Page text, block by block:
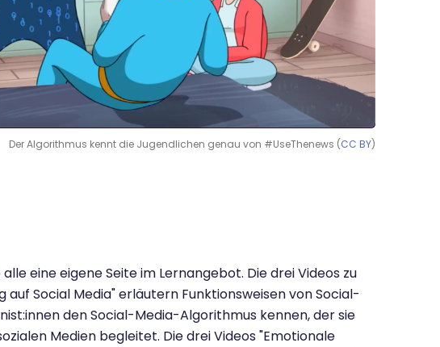
Der Algorithmus kennt die Jugendlichen genau von #UseThenews (CC BY)
eine eigene Seite im Lernangebot. Die drei Videos zu
auf Social Media" erläutern Funktionsweisen von Social-
den Social-Media-Algorithmus kennen, der sie
Medien begleitet. Die drei Videos "Emotionale